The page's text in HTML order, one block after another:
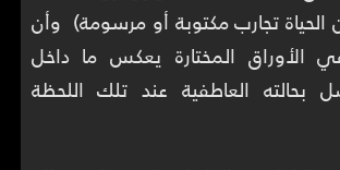
الحياة تجارب مكتوبة أو مرسومة) وأن
الأوراق المختارة يعكس ما داخل
العاطفية عند تلك اللحظة